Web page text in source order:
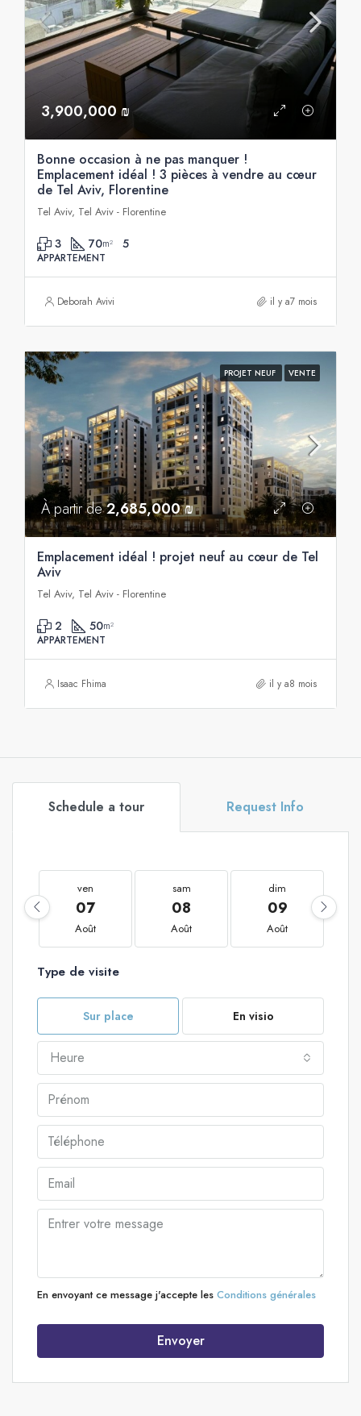
3,900,000 ₪
Bonne occasion à ne pas manquer !
Emplacement idéal ! 3 pièces à vendre au cœur
de Tel Aviv, Florentine
Tel Aviv, Tel Aviv - Florentine
3 70m² 5
APPARTEMENT
Deborah Avivi il y a7 mois
PROJET NEUF VENTE
À partir de2,685,000 ₪
Emplacement idéal ! projet neuf au cœur de Tel
Aviv
Tel Aviv, Tel Aviv - Florentine
2 50m²
APPARTEMENT
Isaac Fhima il y a8 mois
Schedule a tour Request Info
ven
07
Août
sam
08
Août
dim
09
Août
Type de visite
Sur place En visio
Heure
En envoyant ce message j'accepte les Conditions générales
Envoyer